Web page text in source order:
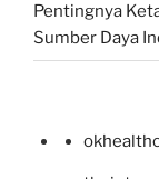
Pentingnya
Sumber Daya